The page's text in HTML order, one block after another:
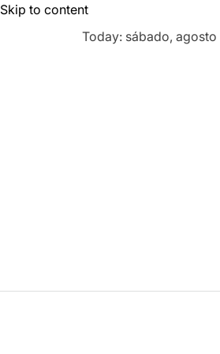
Skip to content
Today: sábado,